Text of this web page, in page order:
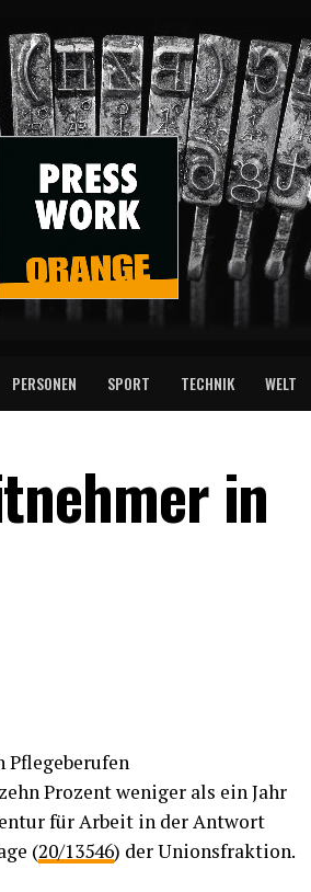
PERSONEN SPORT TECHNIK WELT
in
Pflegeberufen
Prozent weniger als ein Jahr
für Arbeit in der Antwort
(20/13546) der Unionsfraktion.